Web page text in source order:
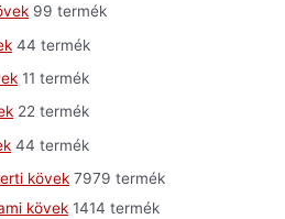
99 termék
44 termék
11 termék
22 termék
44 termék
kövek 7979 termék
kövek 1414 termék